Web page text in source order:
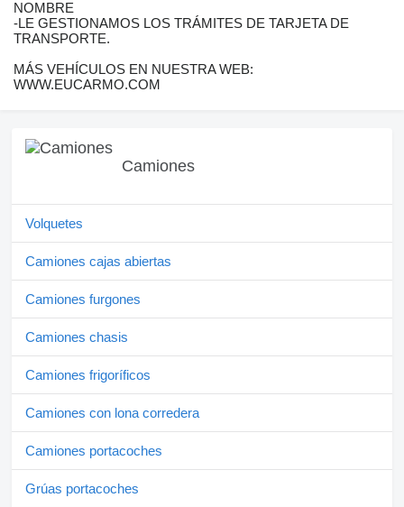
NOMBRE
-LE GESTIONAMOS LOS TRÁMITES DE TARJETA DE
TRANSPORTE.
MÁS VEHÍCULOS EN NUESTRA WEB:
WWW.EUCARMO.COM
Camiones
Volquetes
Camiones cajas abiertas
Camiones furgones
Camiones chasis
Camiones frigoríficos
Camiones con lona corredera
Camiones portacoches
Grúas portacoches